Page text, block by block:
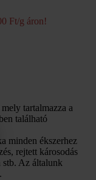
Ft/g áron!
tartalmazza a
található
minden ékszerhez
rejtett károsodás
stb. Az általunk